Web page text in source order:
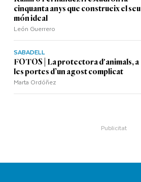
cinquanta anys que construeix el seu
món ideal
León Guerrero
SABADELL
FOTOS | La protectora d'animals, a
les portes d’un agost complicat
Marta Ordóñez